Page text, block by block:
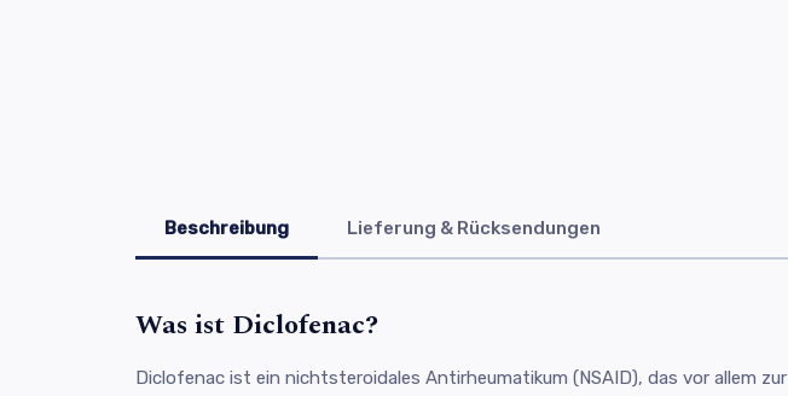
Beschreibung Lieferung & Rücksendungen
Was ist Diclofenac?
Diclofenac ist ein nichtsteroidales Antirheumatikum (NSAID), das vor allem zur